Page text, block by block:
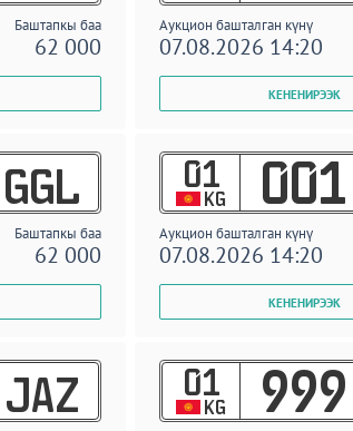
Баштапкы баа
62 000
Аукцион башталган күнү
07.08.2026 14:20
GGL
Баштапкы баа
62 000
01
KG 001
Аукцион башталган күнү
07.08.2026 14:20
JAZ 01
KG 999